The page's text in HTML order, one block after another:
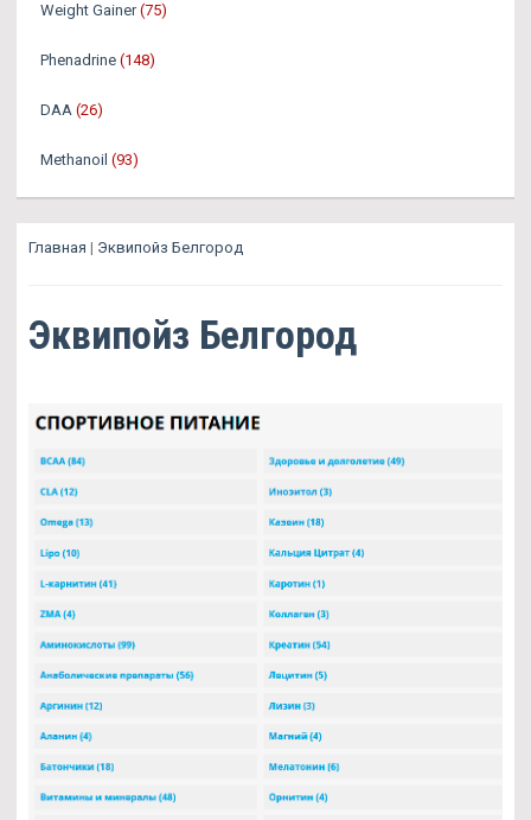
Weight Gainer (75)
Phenadrine (148)
DAA (26)
Methanoil (93)
Главная | Эквипойз Белгород
Эквипойз Белгород